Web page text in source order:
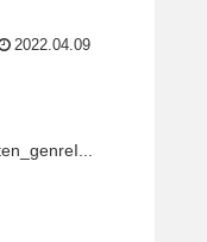
2022.04.09